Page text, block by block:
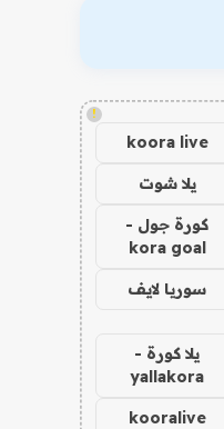
!
koora live
يلا شوت
كورة جول -
kora goal
سوريا لايف
يلا كورة -
yallakora
kooralive